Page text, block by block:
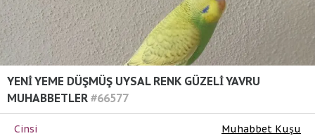
YENİ YEME DÜŞMÜŞ UYSAL RENK GÜZELİ YAVRU
MUHABBETLER #66577
Cinsi
Muhabbet Kuşu